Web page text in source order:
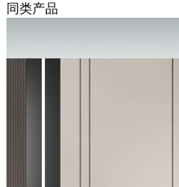
同类产品